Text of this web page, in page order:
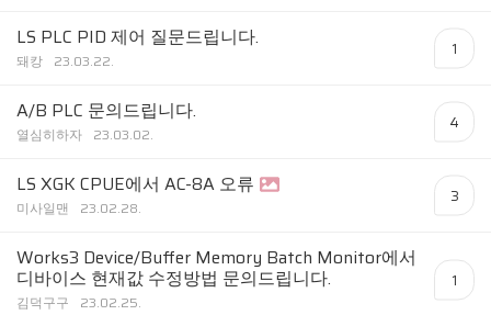
LS PLC PID 제어 질문드립니다.
돼캉 23.03.22.
1
A/B PLC 문의드립니다.
열심히하자 23.03.02.
4
LS XGK CPUE에서 AC-8A 오류
미사일맨 23.02.28.
3
Works3 Device/Buffer Memory Batch Monitor에서
디바이스 현재값 수정방법 문의드립니다.
김덕구구 23.02.25.
1